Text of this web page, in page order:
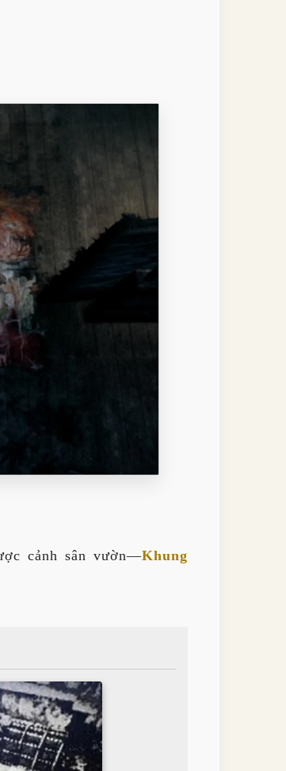
cảnh sân vườn—Khung